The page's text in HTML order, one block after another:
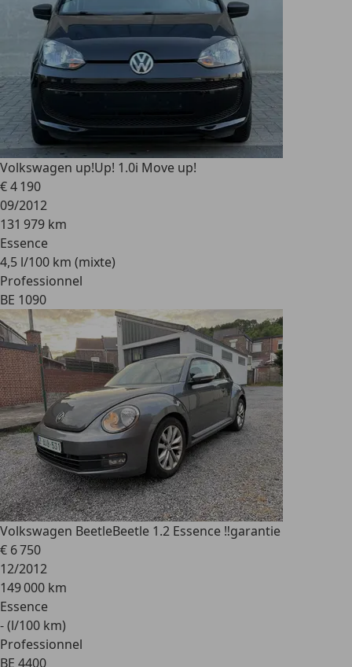
Volkswagen up!Up! 1.0i Move up!
€ 4 190
09/2012
131 979 km
Essence
4,5 l/100 km (mixte)
Professionnel
BE 1090
Volkswagen BeetleBeetle 1.2 Essence ‼️garantie
€ 6 750
12/2012
149 000 km
Essence
- (l/100 km)
Professionnel
BE 4400